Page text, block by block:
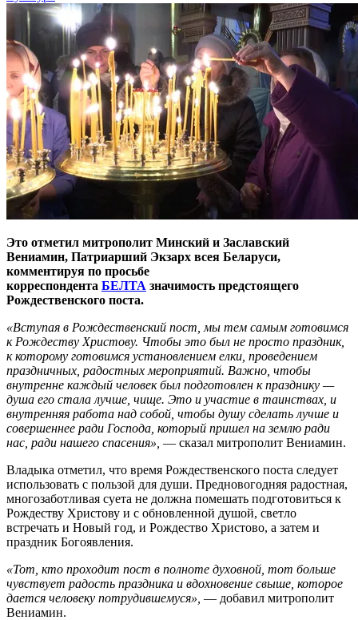
Это отметил митрополит Минский и Заславский
Вениамин, Патриарший Экзарх всея Беларуси,
комментируя по просьбе
корреспондента БЕЛТА значимость предстоящего
Рождественского поста.
«Вступая в Рождественский пост, мы тем самым готовимся
к Рождеству Христову. Чтобы это был не просто праздник,
к которому готовимся установлением елки, проведением
праздничных, радостных мероприятий. Важно, чтобы
внутренне каждый человек был подготовлен к празднику —
душа его стала лучше, чище. Это и участие в таинствах, и
внутренняя работа над собой, чтобы душу сделать лучше и
совершеннее ради Господа, который пришел на землю ради
нас, ради нашего спасения», — сказал митрополит Вениамин.
Владыка отметил, что время Рождественского поста следует
использовать с пользой для души. Предновогодняя радостная,
многозаботливая суета не должна помешать подготовиться к
Рождеству Христову и с обновленной душой, светло
встречать и Новый год, и Рождество Христово, а затем и
праздник Богоявления.
«Тот, кто проходит пост в полноте духовной, тот больше
чувствует радость праздника и вдохновение свыше, которое
дается человеку потрудившемуся», — добавил митрополит
Вениамин.